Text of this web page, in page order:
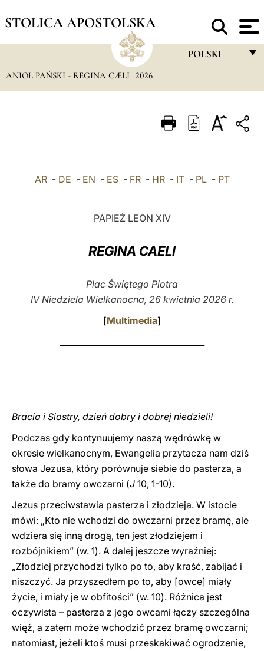
STOLICA APOSTOLSKA
POLSKI
ITALIANO
ANIOŁ PAŃSKI - REGINA CÆLI 2026
AR- DE - EN - ES- FR- HR- IT- PL- PT
PAPIEŻ LEON XIV
REGINA CAELI
Plac Świętego Piotra
IV Niedziela Wielkanocna, 26 kwietnia 2026 r.
[Multimedia]
Bracia i Siostry, dzień dobry i dobrej niedzieli!
Podczas gdy kontynuujemy naszą wędrówkę w
okresie wielkanocnym, Ewangelia przytacza nam dziś
słowa Jezusa, który porównuje siebie do pasterza, a
także do bramy owczarni (J 10, 1-10).
Jezus przeciwstawia pasterza i złodzieja. W istocie
mówi: „Kto nie wchodzi do owczarni przez bramę, ale
wdziera się inną drogą, ten jest złodziejem i
rozbójnikiem” (w. 1). A dalej jeszcze wyraźniej:
„Złodziej przychodzi tylko po to, aby kraść, zabijać i
niszczyć. Ja przyszedłem po to, aby [owce] miały
życie, i miały je w obfitości” (w. 10). Różnica jest
oczywista – pasterza z jego owcami łączy szczególna
więź, a zatem może wchodzić przez bramę owczarni;
natomiast, jeżeli ktoś musi przeskakiwać ogrodzenie,